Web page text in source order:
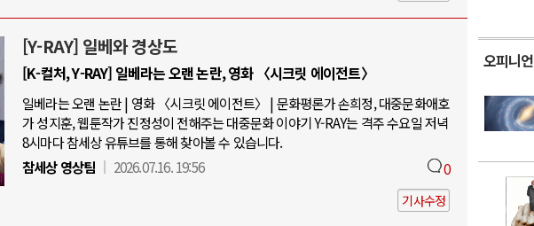
[Y-RAY] 일베와 경상도
[K-컬처, Y-RAY] 일베라는 오랜 논란, 영화 〈시크릿 에이전트〉
일베라는 오랜 논란 | 영화 〈시크릿 에이전트〉 | 문화평론가 손희정, 대중문화애호
가 성지훈, 웹툰작가 진정성이 전해주는 대중문화 이야기 Y-RAY는 격주 수요일 저녁
8시마다 참세상 유튜브를 통해 찾아볼 수 있습니다.
참세상 영상팀
2026.07.16. 19:56 0
기사수정
오피니언